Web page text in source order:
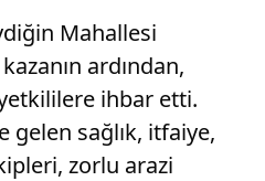
Mahallesi
ardından,
ihbar etti.
gelen sağlık, itfaiye,
zorlu arazi